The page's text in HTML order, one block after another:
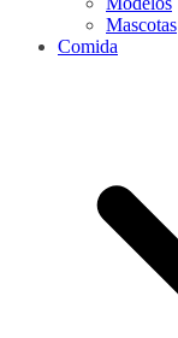
Mascotas
Comida